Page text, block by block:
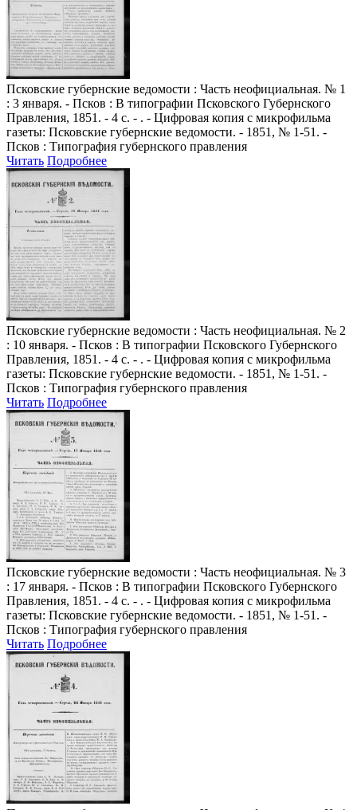
Псковские губернские ведомости : Часть неофициальная. № 1
: 3 января. - Псков : В типографии Псковского Губернского
Правления, 1851. - 4 с. - . - Цифровая копия с микрофильма
газеты: Псковские губернские ведомости. - 1851, № 1-51. -
Псков : Типография губернского правления
Читать Подробнее
Псковские губернские ведомости : Часть неофициальная. № 2
: 10 января. - Псков : В типографии Псковского Губернского
Правления, 1851. - 4 с. - . - Цифровая копия с микрофильма
газеты: Псковские губернские ведомости. - 1851, № 1-51. -
Псков : Типография губернского правления
Читать Подробнее
Псковские губернские ведомости : Часть неофициальная. № 3
: 17 января. - Псков : В типографии Псковского Губернского
Правления, 1851. - 4 с. - . - Цифровая копия с микрофильма
газеты: Псковские губернские ведомости. - 1851, № 1-51. -
Псков : Типография губернского правления
Читать Подробнее